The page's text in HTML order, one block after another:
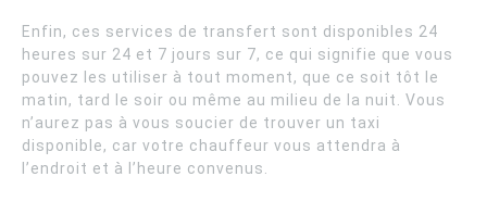
Enfin, ces services de transfert sont disponibles 24
heures sur 24 et 7 jours sur 7, ce qui signifie que vous
pouvez les utiliser à tout moment, que ce soit tôt le
matin, tard le soir ou même au milieu de la nuit. Vous
n’aurez pas à vous soucier de trouver un taxi
disponible, car votre chauffeur vous attendra à
l’endroit et à l’heure convenus.